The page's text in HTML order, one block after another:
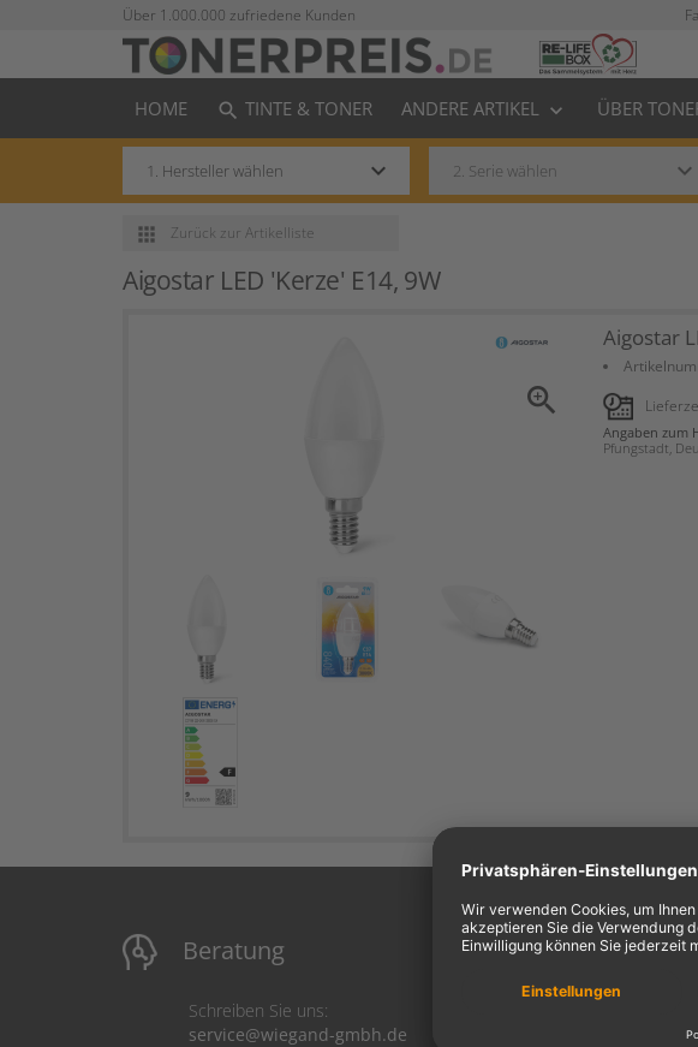
Über 1.000.000 zufriedene Kunden
HOME search TINTE & TONER ANDERE ARTIKEL keyboard_arrow_down ÜBER
keyboard_arrow_down keyboard_arrow_down
Zurück zur Artikelliste
apps
Aigostar LED 'Kerze' E14, 9W
zoom_in
Aigostar
Angaben zum
Pfungstadt,
Beratung
Schreiben Sie uns:
service@wiegand-gmbh.de
Mein Konto